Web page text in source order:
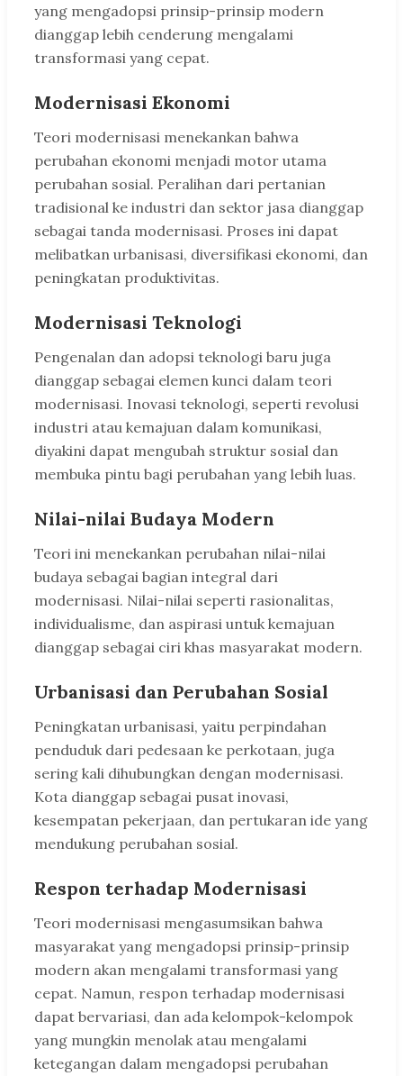
yang mengadopsi prinsip-prinsip modern
dianggap lebih cenderung mengalami
transformasi yang cepat.
Modernisasi Ekonomi
Teori modernisasi menekankan bahwa
perubahan ekonomi menjadi motor utama
perubahan sosial. Peralihan dari pertanian
tradisional ke industri dan sektor jasa dianggap
sebagai tanda modernisasi. Proses ini dapat
melibatkan urbanisasi, diversifikasi ekonomi, dan
peningkatan produktivitas.
Modernisasi Teknologi
Pengenalan dan adopsi teknologi baru juga
dianggap sebagai elemen kunci dalam teori
modernisasi. Inovasi teknologi, seperti revolusi
industri atau kemajuan dalam komunikasi,
diyakini dapat mengubah struktur sosial dan
membuka pintu bagi perubahan yang lebih luas.
Nilai-nilai Budaya Modern
Teori ini menekankan perubahan nilai-nilai
budaya sebagai bagian integral dari
modernisasi. Nilai-nilai seperti rasionalitas,
individualisme, dan aspirasi untuk kemajuan
dianggap sebagai ciri khas masyarakat modern.
Urbanisasi dan Perubahan Sosial
Peningkatan urbanisasi, yaitu perpindahan
penduduk dari pedesaan ke perkotaan, juga
sering kali dihubungkan dengan modernisasi.
Kota dianggap sebagai pusat inovasi,
kesempatan pekerjaan, dan pertukaran ide yang
mendukung perubahan sosial.
Respon terhadap Modernisasi
Teori modernisasi mengasumsikan bahwa
masyarakat yang mengadopsi prinsip-prinsip
modern akan mengalami transformasi yang
cepat. Namun, respon terhadap modernisasi
dapat bervariasi, dan ada kelompok-kelompok
yang mungkin menolak atau mengalami
ketegangan dalam mengadopsi perubahan